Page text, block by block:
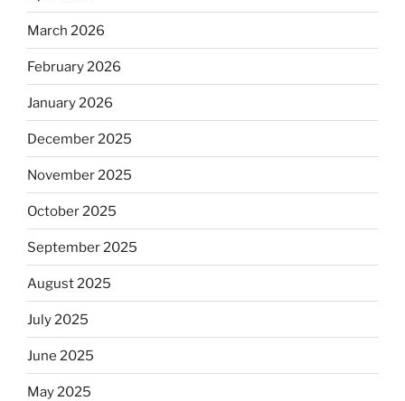
March 2026
February 2026
January 2026
December 2025
November 2025
October 2025
September 2025
August 2025
July 2025
June 2025
May 2025